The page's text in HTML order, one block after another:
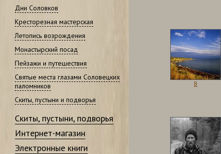
Дни Соловков
Кресторезная мастерская
Летопись возрождения
Монастырский посад
Пейзажи и путешествия
Святые места глазами Соловецких
паломников
Скиты, пустыни и подворья
Скиты, пустыни, подворья
Интернет-магазин
Электронные книги
8